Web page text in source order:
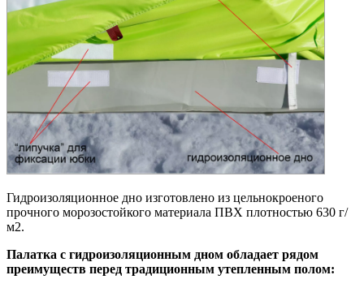
Гидроизоляционное дно изготовлено из цельнокроеного
прочного морозостойкого материала ПВХ плотностью 630 г/
м2.
Палатка с гидроизоляционным дном обладает рядом
преимуществ перед традиционным утепленным полом: